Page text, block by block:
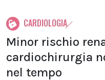
CARDIOLOGIA
Minor rischio
cardiochirurgia
nel tempo